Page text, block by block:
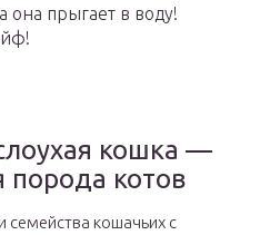
она прыгает в воду!
кошка —
порода котов
кошачьих с